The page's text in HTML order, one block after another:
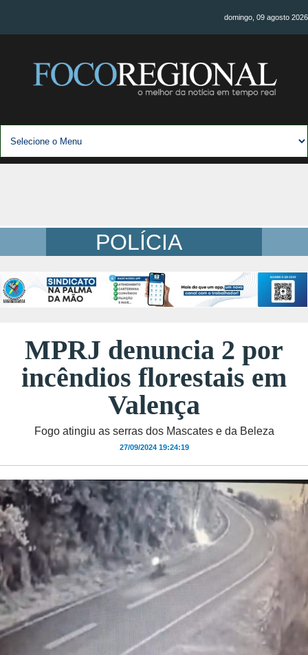
domingo, 09 agosto 2026
POLÍCIA
MPRJ denuncia 2 por
incêndios florestais em
Valença
Fogo atingiu as serras dos Mascates e da Beleza
27/09/2024 19:24:19